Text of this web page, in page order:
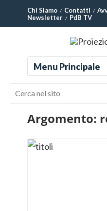
Chi Siamo Contatti
Newsletter
PdB TV
Argomento: